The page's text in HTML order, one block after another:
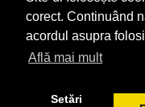
corect. Continuând
acordul asupra
Află mai mult
Setări